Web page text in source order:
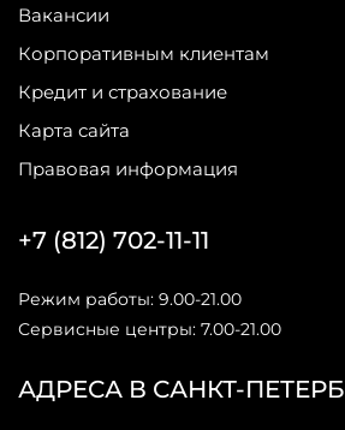
Вакансии
Корпоративным клиентам
Кредит и страхование
Карта сайта
Правовая информация
АДРЕСА В САНКТ-
+7 (812) 702-11-11
Режим работы: 9.00-21.00
Сервисные центры: 7.00-21.00